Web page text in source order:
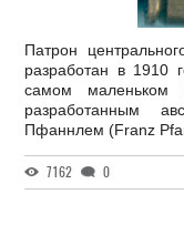
Патрон
разработан в 1910
самом маленьком
разработанным
Пфаннлем (Franz
7162 0